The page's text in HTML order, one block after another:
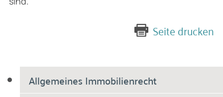
Allgemeines Immobilienrecht
Seite drucken